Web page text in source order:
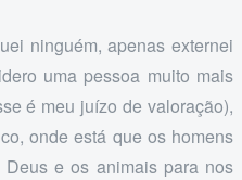
ninguém, apenas externei
uma pessoa muito mais
é meu juízo de valoração),
onde está que os homens
e os animais para nos